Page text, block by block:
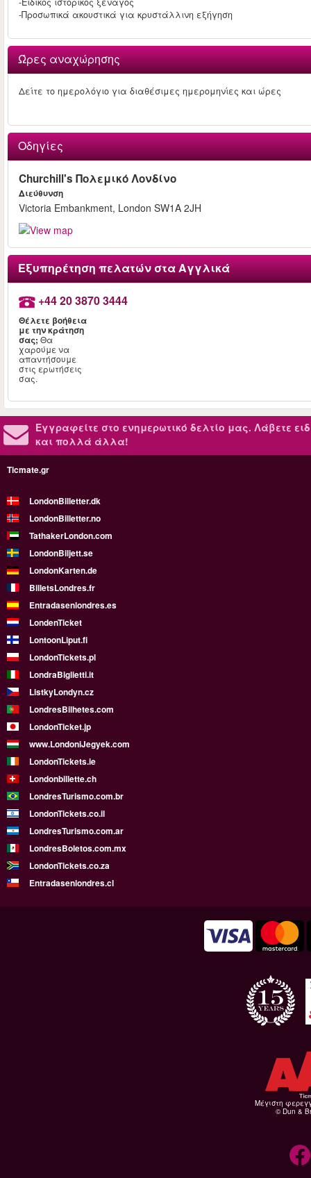
-Προσωπικά ακουστικά για κρυστάλλινη εξήγηση
Ώρες αναχώρησης
Δείτε το ημερολόγιο για διαθέσιμες ημερομηνίες και ώρες
Οδηγίες
Churchill's Πολεμικό Λονδίνο
Διεύθυνση
Victoria Embankment, London SW1A 2JH
Εξυπηρέτηση πελατών στα Αγγλικά
+44 20 3870 3444
Θέλετε βοήθεια
με την κράτηση
σας; Θα
χαρούμε να
απαντήσουμε
στις ερωτήσεις
σας.
Εγγραφείτε στο ενημερωτικό δελτίο μας. Λάβετε
και πολλά άλλα!
Ticmate.gr
LondonBilletter.dk
LondonBilletter.no
TathakerLondon.com
LondonBiljett.se
LondonKarten.de
BilletsLondres.fr
Entradasenlondres.es
LondenTicket
LontoonLiput.fi
LondonTickets.pl
LondraBiglietti.it
ListkyLondyn.cz
LondresBilhetes.com
LondonTicket.jp
www.LondoniJegyek.com
LondonTickets.ie
Londonbillette.ch
LondresTurismo.com.br
LondonTickets.co.il
LondresTurismo.com.ar
LondresBoletos.com.mx
LondonTickets.co.za
Entradasenlondres.cl
Μέγιστη
© Dun &